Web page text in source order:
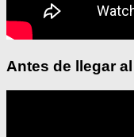
Antes de llegar